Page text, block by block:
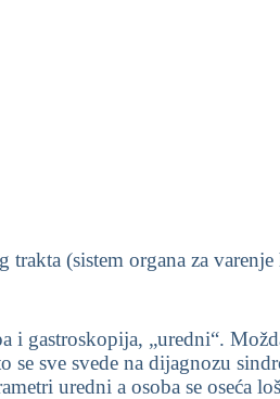
(sistem organa za
gastroskopija, „uredni“.
sve svede na dijagnozu
uredni a osoba se oseća